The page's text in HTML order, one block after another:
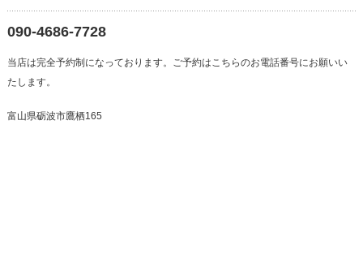
090-4686-7728
当店は完全予約制になっております。ご予約はこちらのお電話番号にお願いい
たします。
富山県砺波市鷹栖165